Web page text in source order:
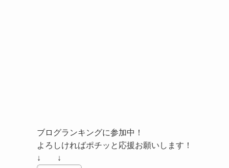
ブログランキングに参加中！
よろしければポチッと応援お願いします！
↓ ↓